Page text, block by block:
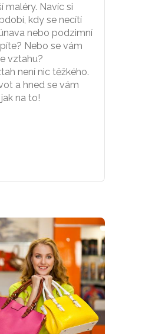
maléry. Navíc si
kdy se necítí
nebo podzimní
Nebo se vám
vztahu?
není nic těžkého.
a hned se vám
na to!